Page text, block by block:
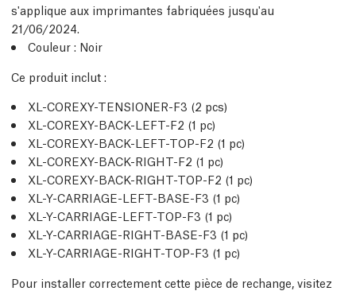
s'applique aux imprimantes fabriquées jusqu'au
21/06/2024.
Couleur : Noir
Ce produit inclut :
XL-COREXY-TENSIONER-F3 (2 pcs)
XL-COREXY-BACK-LEFT-F2 (1 pc)
XL-COREXY-BACK-LEFT-TOP-F2 (1 pc)
XL-COREXY-BACK-RIGHT-F2 (1 pc)
XL-COREXY-BACK-RIGHT-TOP-F2 (1 pc)
XL-Y-CARRIAGE-LEFT-BASE-F3 (1 pc)
XL-Y-CARRIAGE-LEFT-TOP-F3 (1 pc)
XL-Y-CARRIAGE-RIGHT-BASE-F3 (1 pc)
XL-Y-CARRIAGE-RIGHT-TOP-F3 (1 pc)
Pour installer correctement cette pièce de rechange, visitez